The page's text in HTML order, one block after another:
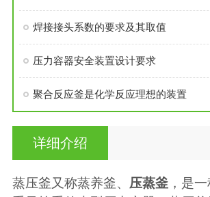
焊接接头系数的要求及其取值
压力容器安全装置设计要求
聚合反应釜是化学反应理想的装置
详细介绍
蒸压釜又称蒸养釜、 压蒸釜，是一